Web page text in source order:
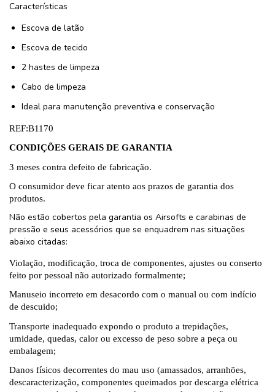
Características
Escova de latão
Escova de tecido
2 hastes de limpeza
Cabo de limpeza
Ideal para manutenção preventiva e conservação
REF:B1170
CONDIÇÕES GERAIS DE GARANTIA
3 meses contra defeito de fabricação.
O consumidor deve ficar atento aos prazos de garantia dos
produtos.
Não estão cobertos pela garantia os Airsofts e carabinas de
pressão e seus acessórios que se enquadrem nas situações
abaixo citadas:
Violação, modificação, troca de componentes, ajustes ou conserto
feito por pessoal não autorizado formalmente;
Manuseio incorreto em desacordo com o manual ou com indício
de descuido;
Transporte inadequado expondo o produto a trepidações,
umidade, quedas, calor ou excesso de peso sobre a peça ou
embalagem;
Danos físicos decorrentes do mau uso (amassados, arranhões,
descaracterização, componentes queimados por descarga elétrica